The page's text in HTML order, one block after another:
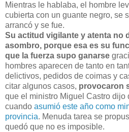
Mientras le hablaba, el hombre
cubierta con un guante negro, se
arrancó y se fue.
Su actitud vigilante y atenta no
asombro, porque esa es su
que la fuerza supo ganarse
hombres aparecen de tanto en
delictivos, pedidos de coimas y
citar algunos casos, provocaron
que el ministro Miguel Castro dijo
cuando asumió este año como
provincia. Menuda tarea se
quedó que no es imposible.